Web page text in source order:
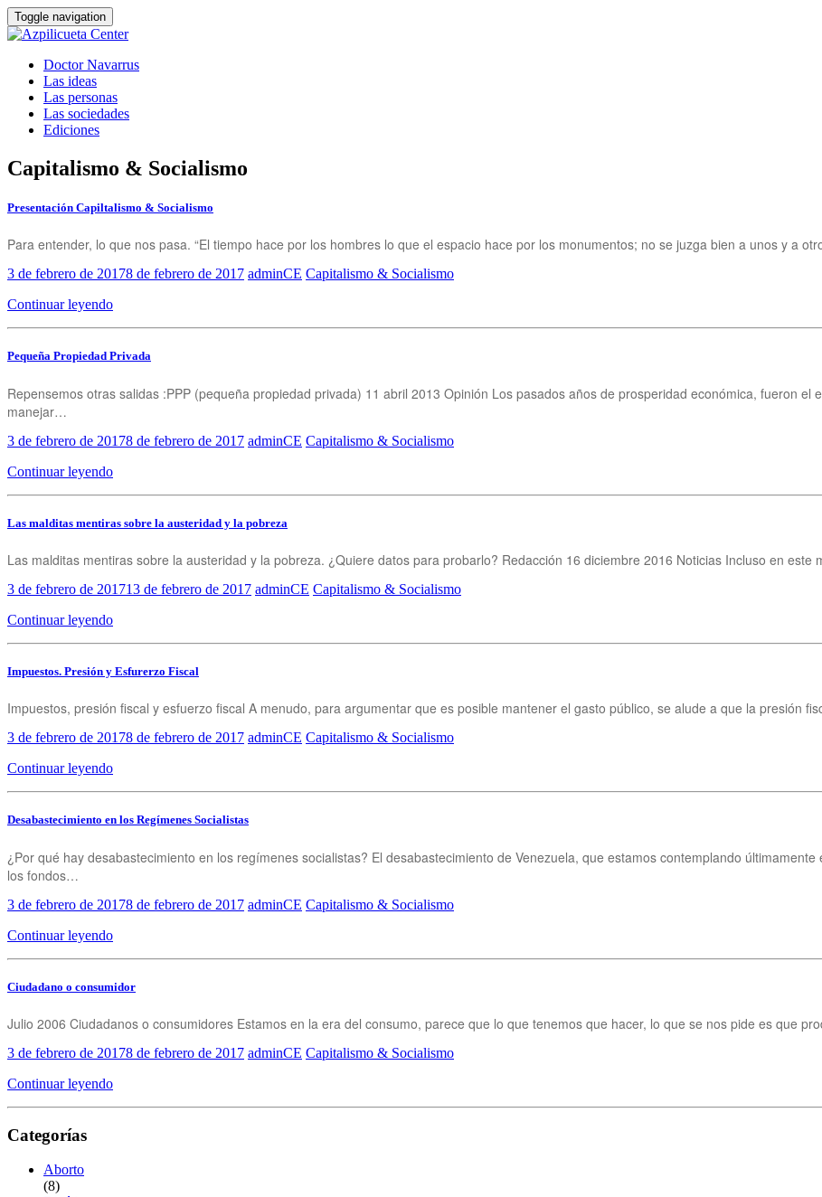
Toggle navigation
Doctor Navarrus
Las ideas
Las personas
Las sociedades
Ediciones
Capitalismo & Socialismo
Presentación Capiltalismo & Socialismo
Para entender, lo que nos pasa. “El tiempo hace por los hombres lo que el espacio hace por los monumentos; no se juzga bien a unos y a
3 de febrero de 20178 de febrero de 2017 adminCE Capitalismo & Socialismo
Continuar leyendo
Pequeña Propiedad Privada
Repensemos otras salidas :PPP (pequeña propiedad privada) 11 abril 2013 Opinión Los pasados años de prosperidad económica, fueron
manejar…
3 de febrero de 20178 de febrero de 2017 adminCE Capitalismo & Socialismo
Continuar leyendo
Las malditas mentiras sobre la austeridad y la pobreza
Las malditas mentiras sobre la austeridad y la pobreza. ¿Quiere datos para probarlo? Redacción 16 diciembre 2016 Noticias Incluso en
3 de febrero de 201713 de febrero de 2017 adminCE Capitalismo & Socialismo
Continuar leyendo
Impuestos. Presión y Esfurerzo Fiscal
Impuestos, presión fiscal y esfuerzo fiscal A menudo, para argumentar que es posible mantener el gasto público, se alude a que la presión
3 de febrero de 20178 de febrero de 2017 adminCE Capitalismo & Socialismo
Continuar leyendo
Desabastecimiento en los Regímenes Socialistas
¿Por qué hay desabastecimiento en los regímenes socialistas? El desabastecimiento de Venezuela, que estamos contemplando
los fondos…
3 de febrero de 20178 de febrero de 2017 adminCE Capitalismo & Socialismo
Continuar leyendo
Ciudadano o consumidor
Julio 2006 Ciudadanos o consumidores Estamos en la era del consumo, parece que lo que tenemos que hacer, lo que se nos pide es que
3 de febrero de 20178 de febrero de 2017 adminCE Capitalismo & Socialismo
Continuar leyendo
Categorías
Aborto
(8)